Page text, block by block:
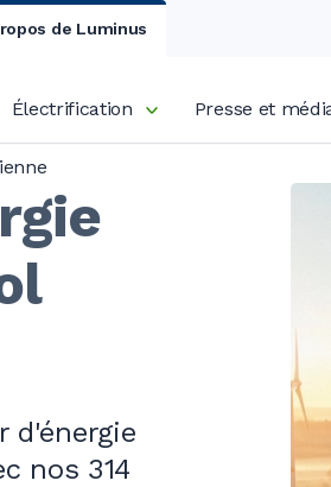
de Luminus
Électrification Presse et
d'énergie
nos 314